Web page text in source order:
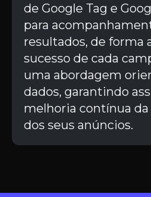
de Google Tag e
para
resultados, de forma
sucesso de cada
uma abordagem
dados, garantindo
melhoria contínua
dos seus anúncios.